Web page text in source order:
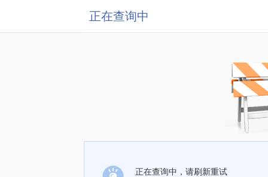
正在查询中
正在查询中，请刷新重试